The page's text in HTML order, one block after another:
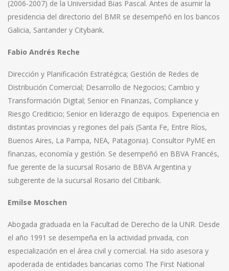
(2006-2007) de la Universidad Bias Pascal. Antes de asumir la
presidencia del directorio del BMR se desempeñó en los bancos
Galicia, Santander y Citybank.
Fabio Andrés Reche
Dirección y Planificación Estratégica; Gestión de Redes de
Distribución Comercial; Desarrollo de Negocios; Cambio y
Transformación Digital; Senior en Finanzas, Compliance y
Riesgo Crediticio; Senior en liderazgo de equipos. Experiencia en
distintas provincias y regiones del país (Santa Fe, Entre Ríos,
Buenos Aires, La Pampa, NEA, Patagonia). Consultor PyME en
finanzas, economía y gestión. Se desempeñó en BBVA Francés,
fue gerente de la sucursal Rosario de BBVA Argentina y
subgerente de la sucursal Rosario del Citibank.
Emilse Moschen
Abogada graduada en la Facultad de Derecho de la UNR. Desde
el año 1991 se desempeña en la actividad privada, con
especialización en el área civil y comercial. Ha sido asesora y
apoderada de entidades bancarias como The First National